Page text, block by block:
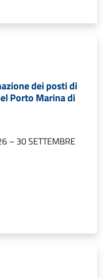
dei posti di
Porto Marina di
– 30 SETTEMBRE